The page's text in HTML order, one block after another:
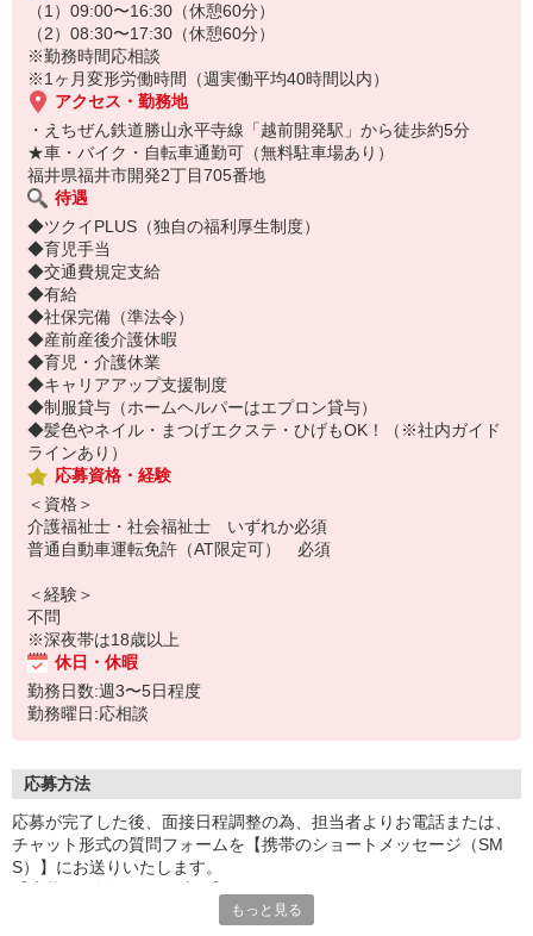
（1）09:00〜16:30（休憩60分）
（2）08:30〜17:30（休憩60分）
※勤務時間応相談
※1ヶ月変形労働時間（週実働平均40時間以内）
アクセス・勤務地
・えちぜん鉄道勝山永平寺線「越前開発駅」から徒歩約5分
★車・バイク・自転車通勤可（無料駐車場あり）
福井県福井市開発2丁目705番地
待遇
◆ツクイPLUS（独自の福利厚生制度）
◆育児手当
◆交通費規定支給
◆有給
◆社保完備（準法令）
◆産前産後介護休暇
◆育児・介護休業
◆キャリアアップ支援制度
◆制服貸与（ホームヘルパーはエプロン貸与）
◆髪色やネイル・まつげエクステ・ひげもOK！（※社内ガイド
ラインあり）
応募資格・経験
＜資格＞
介護福祉士・社会福祉士 いずれか必須
普通自動車運転免許（AT限定可） 必須
＜経験＞
不問
※深夜帯は18歳以上
休日・休暇
勤務日数:週3〜5日程度
勤務曜日:応相談
応募方法
応募が完了した後、面接日程調整の為、担当者よりお電話または、
チャット形式の質問フォームを【携帯のショートメッセージ（SM
S）】にお送りいたします。
1.応募…Webもしくはお電話より応募ください。
もっと見る